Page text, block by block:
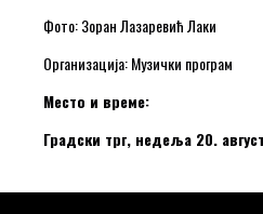
Фото: Зоран Лазаревић Лаки
Организација: Музички програм
Место и време:
Градски трг, недеља 20.